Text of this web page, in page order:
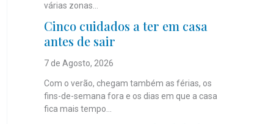
várias zonas...
Cinco cuidados a ter em casa
antes de sair
7 de Agosto, 2026
Com o verão, chegam também as férias, os
fins-de-semana fora e os dias em que a casa
fica mais tempo...